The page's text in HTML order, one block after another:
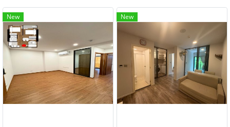
New New